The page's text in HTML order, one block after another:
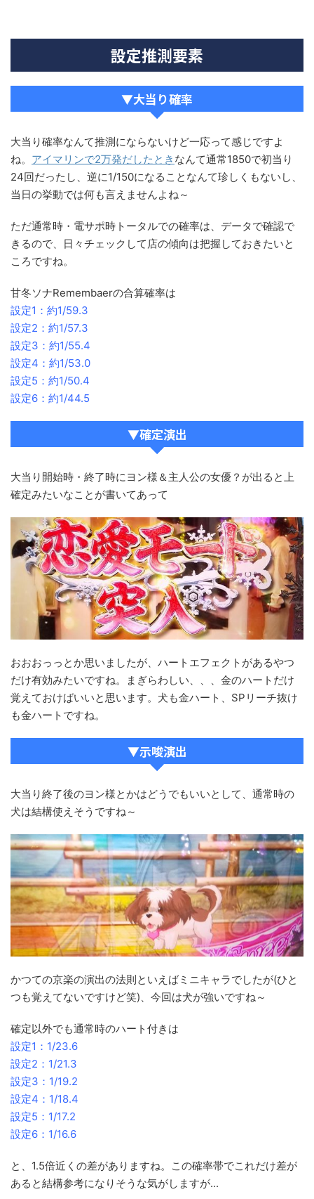
設定推測要素
▼大当り確率
大当り確率なんて推測にならないけど一応って感じですよ
ね。 アイマリンで2万発だしたとき なんて通常1850で初当り
24回だったし、逆に1/150になることなんて珍しくもないし、
当日の挙動では何も言えませんよね～
ただ通常時・電サポ時トータルでの確率は、データで確認で
きるので、日々チェックして店の傾向は把握しておきたいと
ころですね。
甘冬ソナRemembaerの合算確率は
設定1：約1/59.3
設定2：約1/57.3
設定3：約1/55.4
設定4：約1/53.0
設定5：約1/50.4
設定6：約1/44.5
▼確定演出
大当り開始時・終了時にヨン様＆主人公の女優？が出ると上
確定みたいなことが書いてあって
おおおっっとか思いましたが、ハートエフェクトがあるやつ
だけ有効みたいですね。まぎらわしい、、、金のハートだけ
覚えておけばいいと思います。犬も金ハート、SPリーチ抜け
も金ハートですね。
▼示唆演出
大当り終了後のヨン様とかはどうでもいいとして、通常時の
犬は結構使えそうですね～
かつての京楽の演出の法則といえばミニキャラでしたが(ひと
つも覚えてないですけど笑)、今回は犬が強いですね～
確定以外でも通常時のハート付きは
設定1：1/23.6
設定2：1/21.3
設定3：1/19.2
設定4：1/18.4
設定5：1/17.2
設定6：1/16.6
と、1.5倍近くの差がありますね。この確率帯でこれだけ差が
あると結構参考になりそうな気がしますが...